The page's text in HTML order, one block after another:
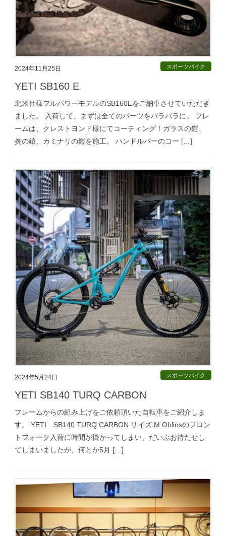
2024年11月25日 スポーツバイク
YETI SB160 E
北米仕様フルパワーモデルのSB160Eをご納車させていただき
ました。 入荷して、まずは全てのパーツをバラバラに。 フレ
ームは、クレストヨンド様にてコーティング！ガラスの鎧、
炎の鎧、カミナリの鎧を施工。 ハンドルバーのコー […]
2024年5月24日 スポーツバイク
YETI SB140 TURQ CARBON
フレームからの組み上げをご依頼頂いた自転車をご紹介しま
す。 YETI SB140 TURQ CARBON サイズ:M Ohlinsのフロン
トフォーク入荷に時間が掛かってしまい、だいぶお待たせし
てしまいましたが、何とか5月 […]